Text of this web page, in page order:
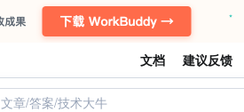
文档 建议反馈
文章/答案/技术大牛